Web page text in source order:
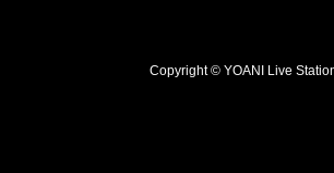
Copyright © YOANI Live